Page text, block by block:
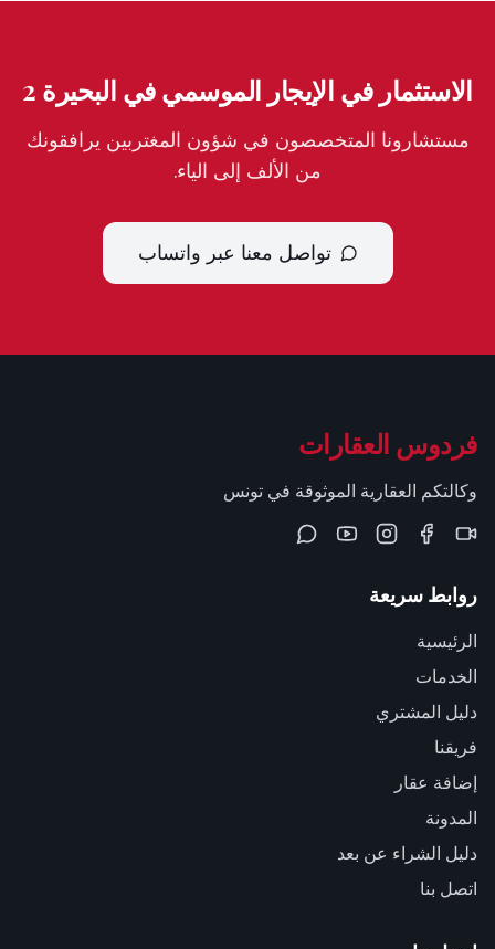
الاستثمار في الإيجار الموسمي في البحيرة 2
مستشارونا المتخصصون في شؤون المغتربين يرافقونك
من الألف إلى الياء.
تواصل معنا عبر واتساب
فردوس العقارات
وكالتكم العقارية الموثوقة في تونس
روابط سريعة
الرئيسية
الخدمات
دليل المشتري
فريقنا
إضافة عقار
المدونة
دليل الشراء عن بعد
اتصل بنا